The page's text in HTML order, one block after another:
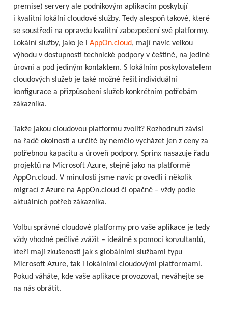
premise) servery ale podnikovým aplikacím poskytují
i kvalitní lokální cloudové služby. Tedy alespoň takové, které
se soustředí na opravdu kvalitní zabezpečení své platformy.
Lokální služby, jako je i AppOn.cloud, mají navíc velkou
výhodu v dostupnosti technické podpory v češtině, na jediné
úrovni a pod jediným kontaktem. S lokálním poskytovatelem
cloudových služeb je také možné řešit individuální
konfigurace a přizpůsobení služeb konkrétním potřebám
zákazníka.
Takže jakou cloudovou platformu zvolit? Rozhodnutí závisí
na řadě okolností a určitě by nemělo vycházet jen z ceny za
potřebnou kapacitu a úroveň podpory. Sprinx nasazuje řadu
projektů na Microsoft Azure, stejně jako na platformě
AppOn.cloud. V minulosti jsme navíc provedli i několik
migrací z Azure na AppOn.cloud či opačně – vždy podle
aktuálních potřeb zákazníka.
Volbu správné cloudové platformy pro vaše aplikace je tedy
vždy vhodné pečlivě zvážit – ideálně s pomocí konzultantů,
kteří mají zkušenosti jak s globálními službami typu
Microsoft Azure, tak i lokálními cloudovými platformami.
Pokud váháte, kde vaše aplikace provozovat, neváhejte se
na nás obrátit.